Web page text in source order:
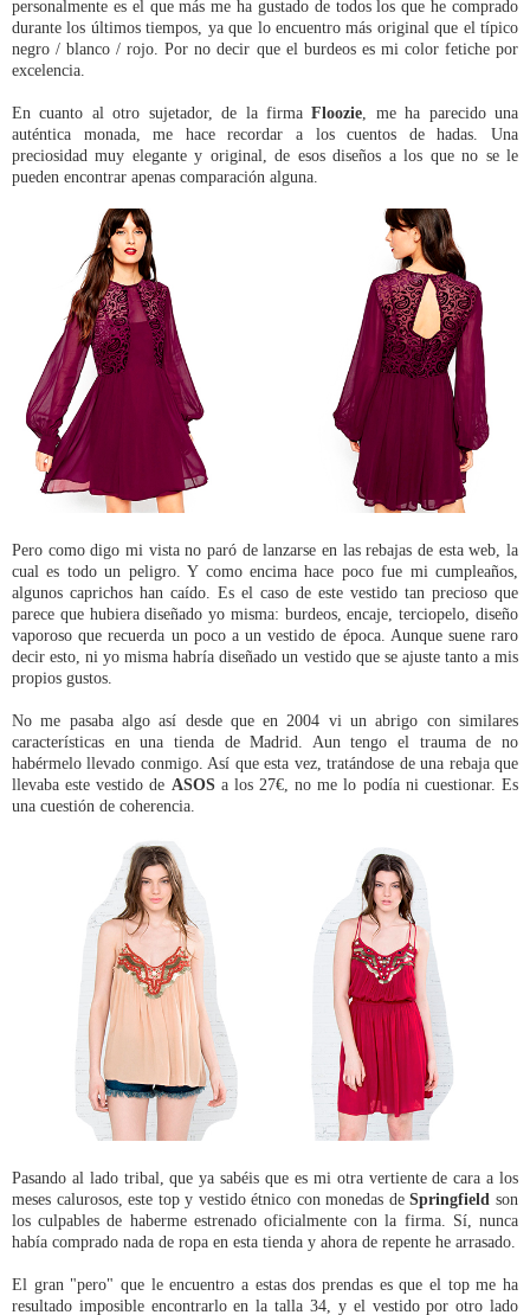
personalmente es el que más me ha gustado de todos los que he comprado
durante los últimos tiempos, ya que lo encuentro más original que el típico
negro / blanco / rojo. Por no decir que el burdeos es mi color fetiche por
excelencia.
En cuanto al otro sujetador, de la firmaFloozie , me ha parecido una
auténtica monada, me hace recordar a los cuentos de hadas. Una
preciosidad muy elegante y original, de esos diseños a los que no se le
pueden encontrar apenas comparación alguna.
Pero como digo mi vista no paró de lanzarse en las rebajas de esta web, la
cual es todo un peligro. Y como encima hace poco fue mi cumpleaños,
algunos caprichos han caído. Es el caso de este vestido tan precioso que
parece que hubiera diseñado yo misma: burdeos, encaje, terciopelo, diseño
vaporoso que recuerda un poco a un vestido de época. Aunque suene raro
decir esto, ni yo misma habría diseñado un vestido que se ajuste tanto a mis
propios gustos.
No me pasaba algo así desde que en 2004 vi un abrigo con similares
características en una tienda de Madrid. Aun tengo el trauma de no
habérmelo llevado conmigo. Así que esta vez, tratándose de una rebaja que
llevaba este vestido de ASOSa los 27€, no me lo podía ni cuestionar. Es
una cuestión de coherencia.
Pasando al lado tribal, que ya sabéis que es mi otra vertiente de cara a los
meses calurosos, este top y vestido étnico con monedas deSpringfieldson
los culpables de haberme estrenado oficialmente con la firma. Sí, nunca
había comprado nada de ropa en esta tienda y ahora de repente he arrasado.
El gran "pero" que le encuentro a estas dos prendas es que el top me ha
resultado imposible encontrarlo en la talla 34, y el vestido por otro lado